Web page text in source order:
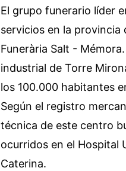
El grupo funerario líder
servicios en la
Funerària Salt -
industrial de Torre
los 100.000 habitantes
Según el registro
técnica de este centro
ocurridos en el Hospital
Caterina.